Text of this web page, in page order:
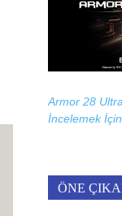
Armor 28
İncelemek İçin
ÖNE